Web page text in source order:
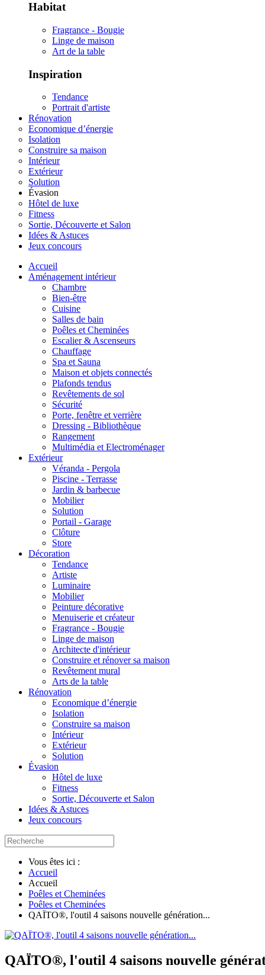
Habitat
Fragrance - Bougie
Linge de maison
Art de la table
Inspiration
Tendance
Portrait d'artiste
Rénovation
Economique d’énergie
Isolation
Construire sa maison
Intérieur
Extérieur
Solution
Évasion
Hôtel de luxe
Fitness
Sortie, Découverte et Salon
Idées & Astuces
Jeux concours
Accueil
Aménagement intérieur
Chambre
Bien-être
Cuisine
Salles de bain
Poêles et Cheminées
Escalier & Ascenseurs
Chauffage
Spa et Sauna
Maison et objets connectés
Plafonds tendus
Revêtements de sol
Sécurité
Porte, fenêtre et verrière
Dressing - Bibliothèque
Rangement
Multimédia et Electroménager
Extérieur
Véranda - Pergola
Piscine - Terrasse
Jardin & barbecue
Mobilier
Solution
Portail - Garage
Clôture
Store
Décoration
Tendance
Artiste
Luminaire
Mobilier
Peinture décorative
Menuiserie et créateur
Fragrance - Bougie
Linge de maison
Architecte d'intérieur
Construire et rénover sa maison
Revêtement mural
Arts de la table
Rénovation
Economique d’énergie
Isolation
Construire sa maison
Intérieur
Extérieur
Solution
Évasion
Hôtel de luxe
Fitness
Sortie, Découverte et Salon
Idées & Astuces
Jeux concours
Vous êtes ici :
Accueil
Accueil
Poêles et Cheminées
Poêles et Cheminées
QAÏTO®, l'outil 4 saisons nouvelle génération...
QAÏTO®, l'outil 4 saisons nouvelle